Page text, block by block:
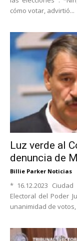
cómo votar, advirtió...
Luz verde al
denuncia de
Billie Parker Noticias
* 16.12.2023
Electoral del Poder
unanimidad de votos,